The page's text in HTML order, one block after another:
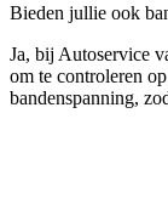
Bieden jullie ook
Ja, bij Autoservice
om te controleren
bandenspanning,